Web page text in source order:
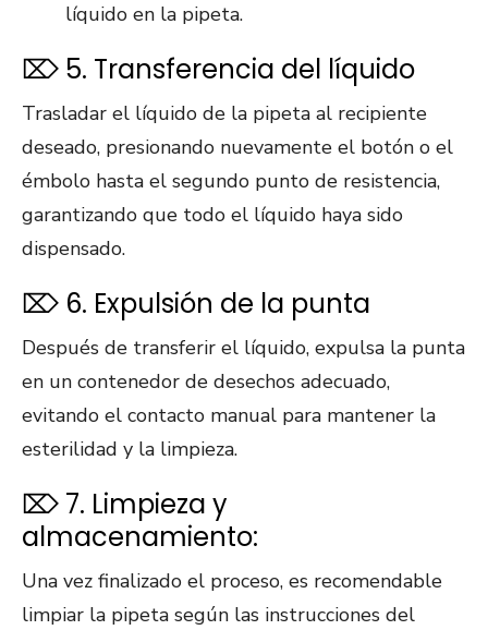
líquido en la pipeta.
⌦ 5. Transferencia del líquido
Trasladar el líquido de la pipeta al recipiente
deseado, presionando nuevamente el botón o el
émbolo hasta el segundo punto de resistencia,
garantizando que todo el líquido haya sido
dispensado.
⌦ 6. Expulsión de la punta
Después de transferir el líquido, expulsa la punta
en un contenedor de desechos adecuado,
evitando el contacto manual para mantener la
esterilidad y la limpieza.
⌦ 7. Limpieza y
almacenamiento:
Una vez finalizado el proceso, es recomendable
limpiar la pipeta según las instrucciones del